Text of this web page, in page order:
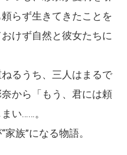
らず生きてきたことを
けず自然と彼女たちに
るうち、三人はまるで
から「もう、君には頼
い……。
族”になる物語。